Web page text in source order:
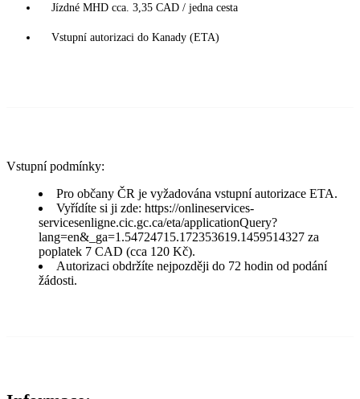
Jízdné MHD cca. 3,35 CAD / jedna cesta
Vstupní autorizaci do Kanady (ETA)
Vstupní podmínky:
Pro občany ČR je vyžadována vstupní autorizace ETA.
Vyřídíte si ji zde: https://onlineservices-
servicesenligne.cic.gc.ca/eta/applicationQuery?
lang=en&_ga=1.54724715.172353619.1459514327 za
poplatek 7 CAD (cca 120 Kč).
Autorizaci obdržíte nejpozději do 72 hodin od podání
žádosti.